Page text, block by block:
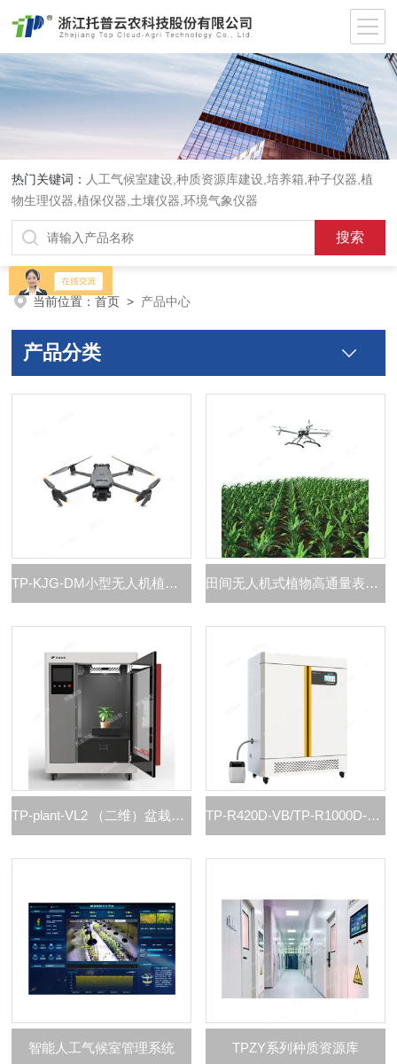
热门关键词： 人工气候室建设,种质资源库建设,培养箱,种子仪器,植
物生理仪器,植保仪器,土壤仪器,环境气象仪器
当前位置：首页 > 产品中心
产品分类
TP-KJG-DM小型无人机植物表型成像系统 田间无人机式植物高通量表型采集分析平台
TP-plant-VL2 （二维）盆栽植物二维数字表型采集分析系统 TP-R420D-VB/TP-R1000D-VB环控型植物活体影像分析仪
智能人工气候室管理系统 TPZY系列种质资源库